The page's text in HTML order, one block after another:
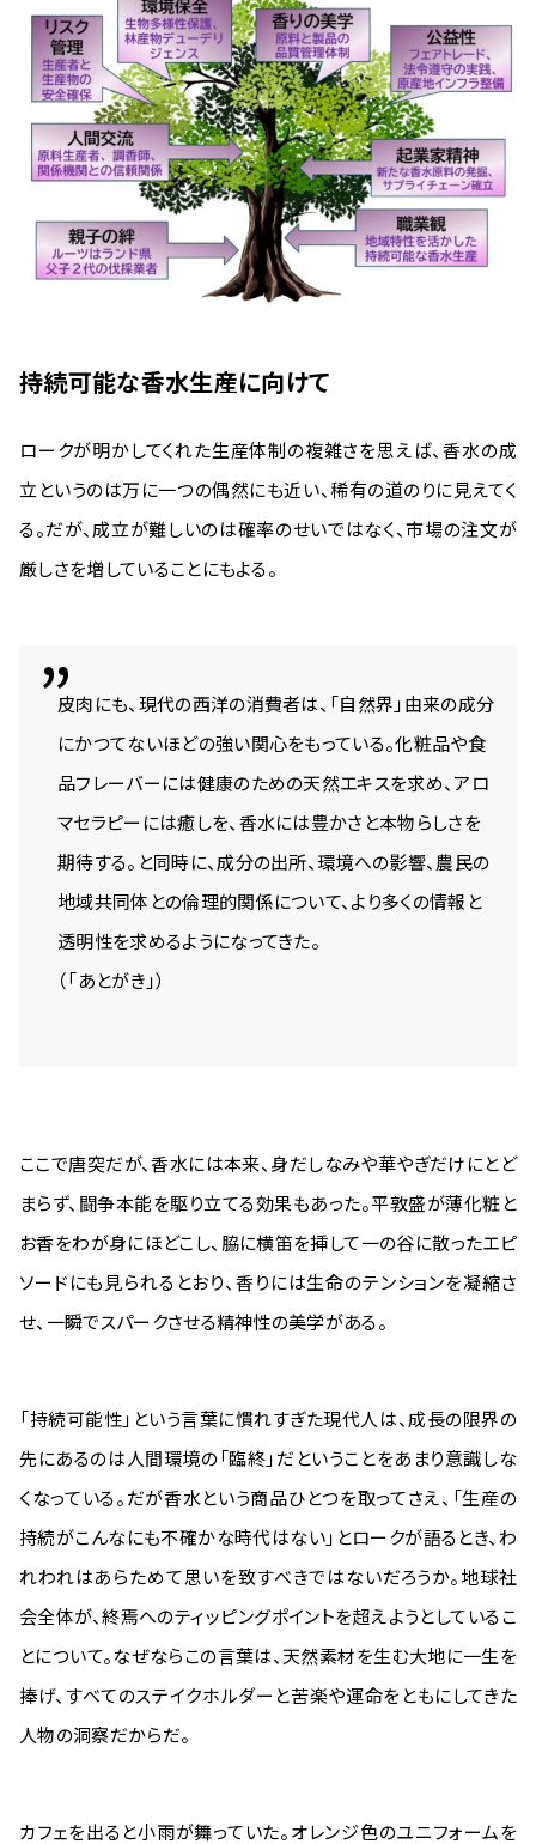
持続可能な香水生産に向けて
ロークが明かしてくれた生産体制の複雑さを思えば、香水の成
立というのは万に一つの偶然にも近い、稀有の道のりに見えてく
る。だが、成立が難しいのは確率のせいではなく、市場の注文が
厳しさを増していることにもよる。
皮肉にも、現代の西洋の消費者は、「自然界」由来の成分
にかつてないほどの強い関心をもっている。化粧品や食
品フレーバーには健康のための天然エキスを求め、アロ
マセラピーには癒しを、香水には豊かさと本物らしさを
期待する。と同時に、成分の出所、環境への影響、農民の
地域共同体との倫理的関係について、より多くの情報と
透明性を求めるようになってきた。
（「あとがき」）
ここで唐突だが、香水には本来、身だしなみや華やぎだけにとど
まらず、闘争本能を駆り立てる効果もあった。平敦盛が薄化粧と
お香をわが身にほどこし、脇に横笛を挿して一の谷に散ったエピ
ソードにも見られるとおり、香りには生命のテンションを凝縮さ
せ、一瞬でスパークさせる精神性の美学がある。
「持続可能性」という言葉に慣れすぎた現代人は、成長の限界の
先にあるのは人間環境の「臨終」だということをあまり意識しな
くなっている。だが香水という商品ひとつを取ってさえ、「生産の
持続がこんなにも不確かな時代はない」とロークが語るとき、わ
れわれはあらためて思いを致すべきではないだろうか。地球社
会全体が、終焉へのティッピングポイントを超えようとしているこ
とについて。なぜならこの言葉は、天然素材を生む大地に一生を
捧げ、すべてのステイクホルダーと苦楽や運命をともにしてきた
人物の洞察だからだ。
カフェを出ると小雨が舞っていた。オレンジ色のユニフォームを